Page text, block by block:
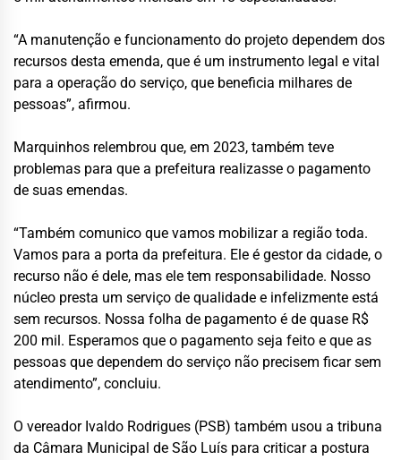
“A manutenção e funcionamento do projeto dependem dos
recursos desta emenda, que é um instrumento legal e vital
para a operação do serviço, que beneficia milhares de
pessoas”, afirmou.
Marquinhos relembrou que, em 2023, também teve
problemas para que a prefeitura realizasse o pagamento
de suas emendas.
“Também comunico que vamos mobilizar a região toda.
Vamos para a porta da prefeitura. Ele é gestor da cidade, o
recurso não é dele, mas ele tem responsabilidade. Nosso
núcleo presta um serviço de qualidade e infelizmente está
sem recursos. Nossa folha de pagamento é de quase R$
200 mil. Esperamos que o pagamento seja feito e que as
pessoas que dependem do serviço não precisem ficar sem
atendimento”, concluiu.
O vereador Ivaldo Rodrigues (PSB) também usou a tribuna
da Câmara Municipal de São Luís para criticar a postura